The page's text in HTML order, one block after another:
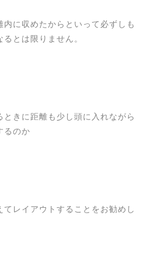
内に収めたからといって必ずしも
とは限りません。
ときに距離も少し頭に入れながら
るのか
てレイアウトすることをお勧めし